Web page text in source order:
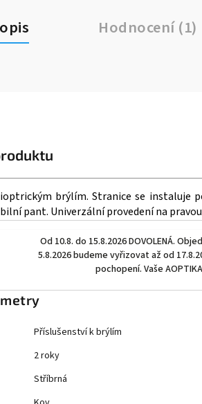
Od 10.8. do 15.8.2026 DOVOLENÁ.
5.8.2026 budeme vyřizovat až od
pochopení. Vaše
Hodnocení (1)
brýlím. Stranice se instaluje
pant. Univerzální provedení na
Příslušenství k brýlím
2 roky
Stříbrná